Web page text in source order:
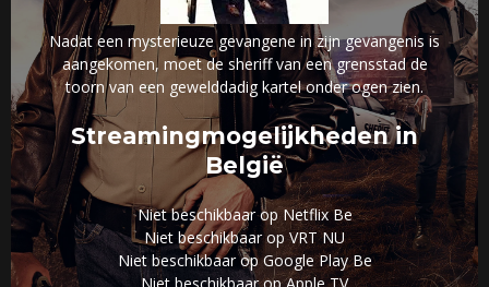
Nadat een mysterieuze gevangene in zijn gevangenis is
aangekomen, moet de sheriff van een grensstad de
toorn van een gewelddadig kartel onder ogen zien.
Streamingmogelijkheden in
België
Niet beschikbaar op Netflix Be
Niet beschikbaar op VRT NU
Niet beschikbaar op Google Play Be